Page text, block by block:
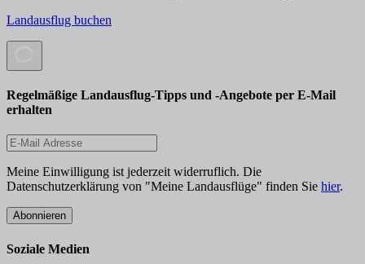
Landausflug buchen
Regelmäßige Landausflug-Tipps und -Angebote per E-Mail
erhalten
Meine Einwilligung ist jederzeit widerruflich. Die
Datenschutzerklärung von "Meine Landausflüge" finden Sie hier.
Abonnieren
Soziale Medien